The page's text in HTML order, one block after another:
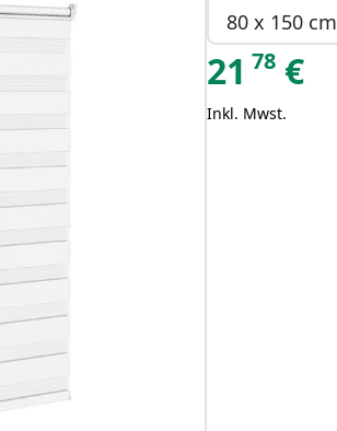
80 x 150 cm
21 78 €
Inkl. Mwst.